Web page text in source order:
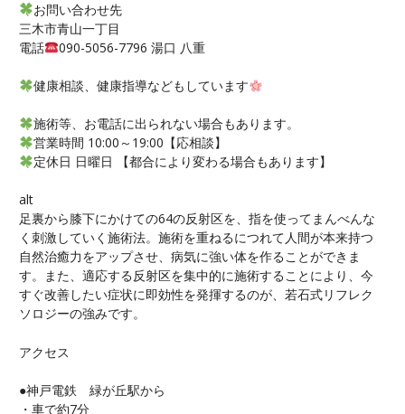
お問い合わせ先
三木市青山一丁目
電話
090-5056-7796 湯口 八重
健康相談、健康指導などもしています
施術等、お電話に出られない場合もあります。
営業時間 10:00～19:00【応相談】
定休日 日曜日 【都合により変わる場合もあります】
alt
足裏から膝下にかけての64の反射区を、指を使ってまんべんな
く刺激していく施術法。施術を重ねるにつれて人間が本来持つ
自然治癒力をアップさせ、病気に強い体を作ることができま
す。また、適応する反射区を集中的に施術することにより、今
すぐ改善したい症状に即効性を発揮するのが、若石式リフレク
ソロジーの強みです。
アクセス
●神戸電鉄 緑が丘駅から
・車で約7分